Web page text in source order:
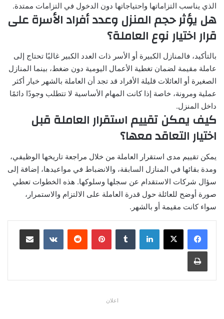
الذي يناسب التزاماتها واحتياجاتها دون الدخول في التزامات ممتدة.
هل يؤثر حجم المنزل وعدد أفراد الأسرة على
قرار اختيار نوع العاملة؟
بالتأكيد، فالمنازل الكبيرة أو الأسر ذات العدد الكبير غالبًا تحتاج إلى
عاملة مقيمة لضمان تغطية الأعمال اليومية دون ضغط، بينما المنازل
الصغيرة أو العائلات قليلة الأفراد قد تجد أن العاملة بالشهر خيار أكثر
عملية ومرونة، خاصة إذا كانت المهام الأساسية لا تتطلب وجودًا دائمًا
داخل المنزل.
كيف يمكن تقييم استقرار العاملة قبل
اختيار التعاقد معها؟
يمكن تقييم مدى استقرار العاملة من خلال مراجعة تاريخها الوظيفي،
ومدة بقائها في المنازل السابقة، والانضباط في مواعيدها، إضافة إلى
سؤال شركات الاستقدام عن سجلها وسلوكها. هذه الخطوات تعطي
صورة أوضح للعائلة حول قدرة العاملة على الالتزام والاستمرار،
سواء كانت مقيمة أو بالشهر.
لينكدإن بينتيريست مشاركة عبر البريد
طباعة
اعلان